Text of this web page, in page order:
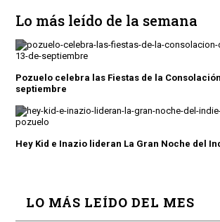
Lo más leído de la semana
Pozuelo celebra las Fiestas de la
septiembre
Hey Kid e Inazio lideran La Gran Noche del
LO MÁS LEÍDO DEL MES